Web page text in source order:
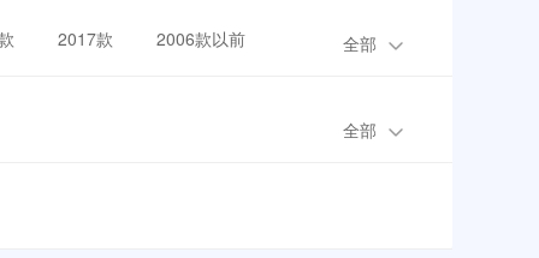
2017款 2006款以前 全部
全部